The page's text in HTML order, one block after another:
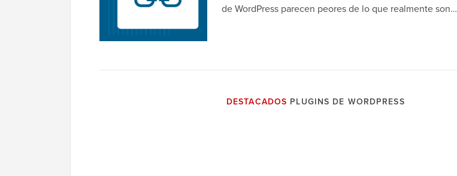
de WordPress parecen peores de lo que realmente son…
DESTACADOS PLUGINS DE WORDPRESS